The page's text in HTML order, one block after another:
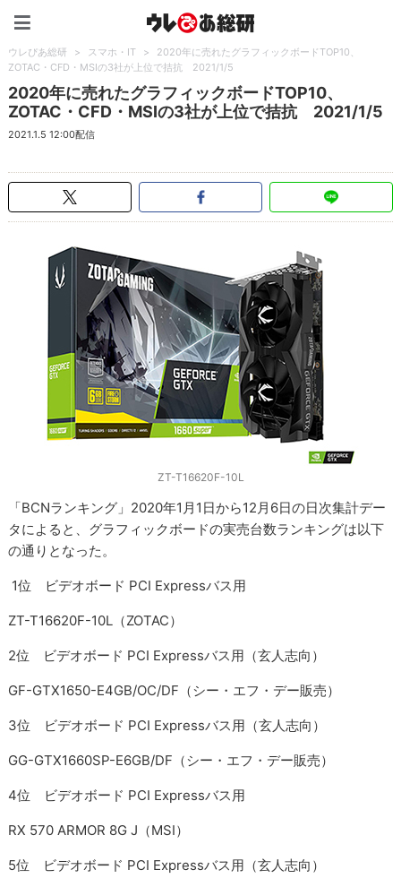
ウレぴあ総研 > スマホ・IT >
2020年に売れたグラフィックボードTOP10、
ZOTAC・CFD・MSIの3社が上位で拮抗 2021/1/5
2020年に売れたグラフィックボードTOP10、
ZOTAC・CFD・MSIの3社が上位で拮抗 2021/1/5
2021.1.5 12:00配信
ZT-T16620F-10L
「BCNランキング」2020年1月1日から12月6日の日次集計デー
タによると、グラフィックボードの実売台数ランキングは以下
の通りとなった。
1位 ビデオボード PCI Expressバス用
ZT-T16620F-10L（ZOTAC）
2位 ビデオボード PCI Expressバス用（玄人志向）
GF-GTX1650-E4GB/OC/DF（シー・エフ・デー販売）
3位 ビデオボード PCI Expressバス用（玄人志向）
GG-GTX1660SP-E6GB/DF（シー・エフ・デー販売）
4位 ビデオボード PCI Expressバス用
RX 570 ARMOR 8G J（MSI）
5位 ビデオボード PCI Expressバス用（玄人志向）